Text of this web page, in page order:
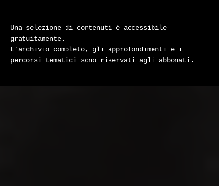
Una selezione di contenuti è accessibile
gratuitamente.
L’archivio completo, gli approfondimenti e i
percorsi tematici sono riservati agli abbonati.